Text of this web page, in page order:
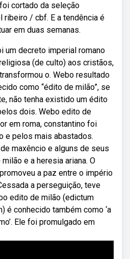
cortado da seleção
/ cbf. E a tendência é
em duas semanas.
um decreto imperial romano
(de culto) aos cristãos,
o. Webo resultado
como “édito de milão”, se
não tenha existido um édito
dois. Webo edito de
em roma, constantino foi
e pelos mais abastados.
maxêncio e alguns de seus
e a heresia ariana. O
a paz entre o império
a perseguição, teve
edito de milão (edictum
é conhecido também como ‘a
Ele foi promulgado em